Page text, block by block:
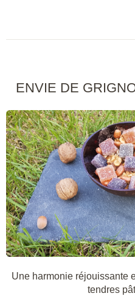
ENVIE DE
Une harmonie réjouissante
tendres